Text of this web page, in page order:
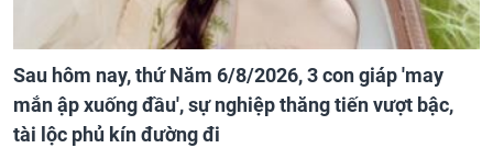
Sau hôm nay, thứ Năm 6/8/2026, 3 con giáp 'may
mắn ập xuống đầu', sự nghiệp thăng tiến vượt bậc,
tài lộc phủ kín đường đi